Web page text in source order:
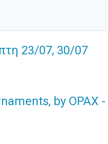
23/07, 30/07
by OPAX -